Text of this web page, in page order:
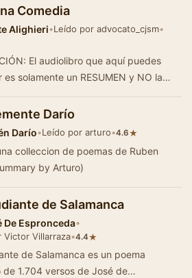
Comedia
Alighieri•Leído por advocato_cjsm•
El audiolibro que aquí puedes
es solamente un RESUMEN y NO la
Darío
Darío•Leído por arturo•4.6★
colleccion de poemas de Ruben
by Arturo)
de Salamanca
De Espronceda•
Victor Villarraza•4.4★
de Salamanca es un poema
de 1.704 versos de José de